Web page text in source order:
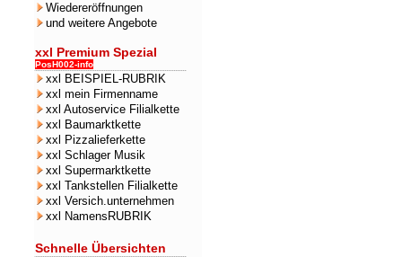
Wiedereröffnungen
und weitere Angebote
xxl Premium Spezial
PosH002-info
xxl BEISPIEL-RUBRIK
xxl mein Firmenname
xxl Autoservice Filialkette
xxl Baumarktkette
xxl Pizzalieferkette
xxl Schlager Musik
xxl Supermarktkette
xxl Tankstellen Filialkette
xxl Versich.unternehmen
xxl NamensRUBRIK
Schnelle Übersichten